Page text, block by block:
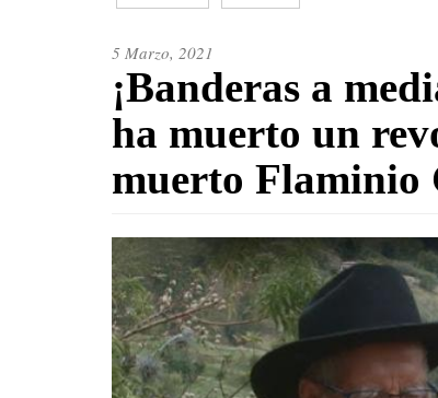
5 Marzo, 2021
¡Banderas a
ha muerto un
muerto Flaminio